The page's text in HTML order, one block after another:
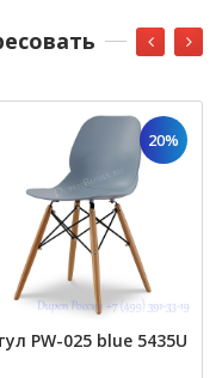
20%
PW-025 blue 5435U